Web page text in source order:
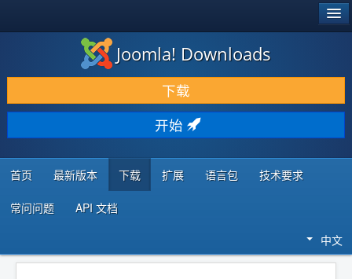
下载 & 扩展
发现 & 学习
社区 & 支持
开发者资源
Joomla! Downloads
下载
开始
首页 最新版本 下载 扩展 语言包 技术要求
常问问题 API 文档
中文